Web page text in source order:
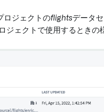
ロジェクトのflightsデータ
ェクトで使用するときの